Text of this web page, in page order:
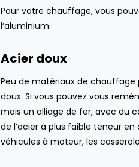
Pour votre chauffage, vous
l’aluminium.
Acier doux
Peu de matériaux de
doux. Si vous pouvez vous
mais un alliage de fer, avec du
de l’acier à plus faible teneur
véhicules à moteur, les